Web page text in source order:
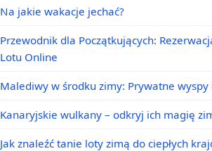
Na jakie wakacje jechać?
Przewodnik dla Początkujących:
Lotu Online
Malediwy w środku zimy: Prywatne
Kanaryjskie wulkany – odkryj ich magię
Jak znaleźć tanie loty zimą do ciepłych